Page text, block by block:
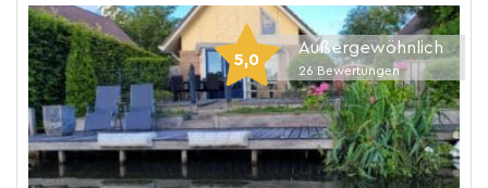
5,0
Außergewöhnlich
26 Bewertungen